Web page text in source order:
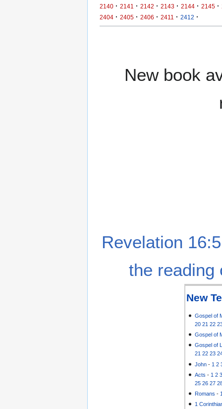
2140 · 2141 · 2142 · 2143 · 2144 · 2145 ·
2404 · 2405 · 2406 · 2411 · 2412 ·
New book
Revelation
the reading
New
Gospel of
20 21 22
Gospel of
Gospel of
21 22 23
John - 1 2
Acts - 1 2
25 26 27
Romans -
1